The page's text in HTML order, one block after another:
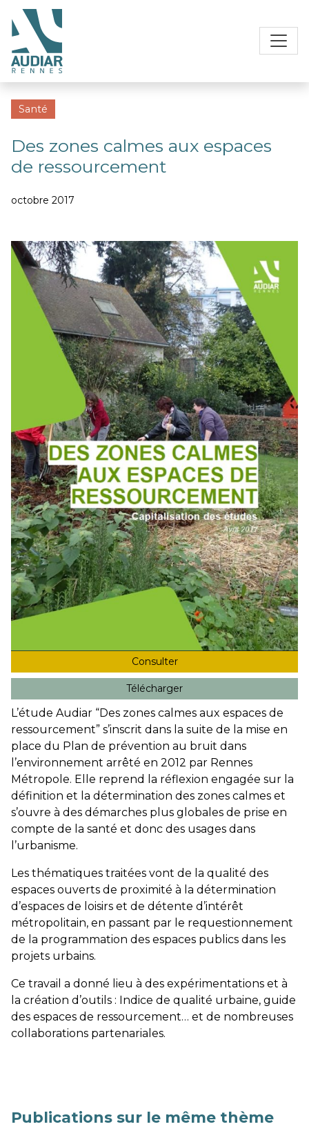
Santé
Des zones calmes aux espaces
de ressourcement
octobre 2017
Consulter
Télécharger
L’étude Audiar “Des zones calmes aux espaces de
ressourcement” s’inscrit dans la suite de la mise en
place du Plan de prévention au bruit dans
l’environnement arrêté en 2012 par Rennes
Métropole. Elle reprend la réflexion engagée sur la
définition et la détermination des zones calmes et
s’ouvre à des démarches plus globales de prise en
compte de la santé et donc des usages dans
l’urbanisme.
Les thématiques traitées vont de la qualité des
espaces ouverts de proximité à la détermination
d’espaces de loisirs et de détente d’intérêt
métropolitain, en passant par le requestionnement
de la programmation des espaces publics dans les
projets urbains.
Ce travail a donné lieu à des expérimentations et à
la création d’outils : Indice de qualité urbaine, guide
des espaces de ressourcement… et de nombreuses
collaborations partenariales.
Publications sur le même thème